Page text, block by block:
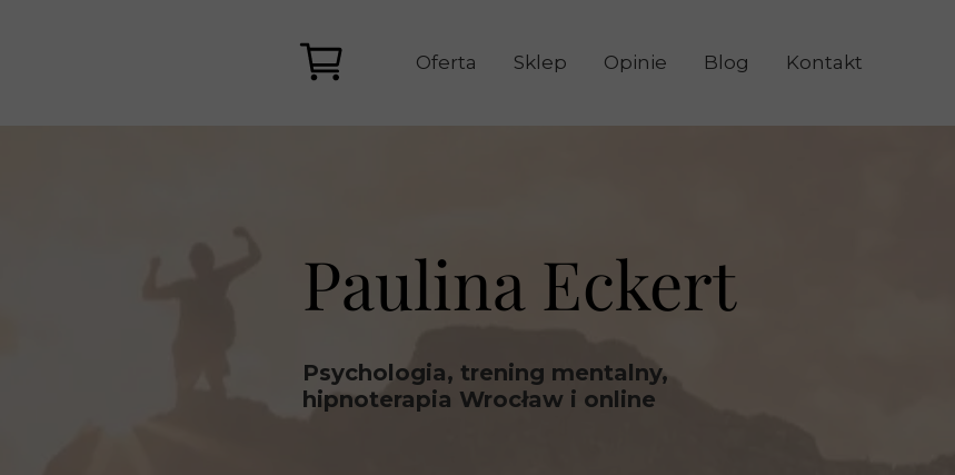
Oferta
Pakiet transformacyjny - Senzai
Sklep Opinie Blog Kontakt
Paulina Eckert
Psychologia, trening mentalny,
hipnoterapia Wrocław i online